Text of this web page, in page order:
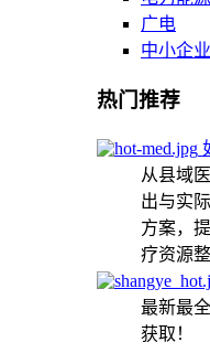
广电
中小企业
热门推荐
从县域
出与实
方案，
疗资源
最新最
获取！